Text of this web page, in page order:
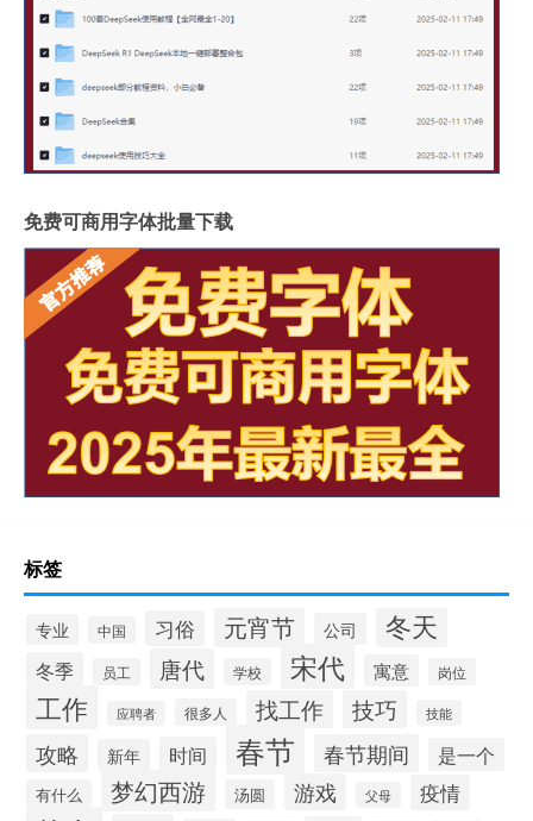
免费可商用字体批量下载
标签
专业 中国 习俗 元宵节 公司 冬天
冬季 员工 唐代 学校 宋代 寓意 岗位
工作 应聘者 很多人 找工作 技巧 技能
攻略 新年 时间 春节 春节期间 是一个
有什么 梦幻西游 汤圆 游戏 父母 疫情